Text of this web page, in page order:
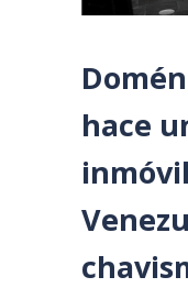
hace